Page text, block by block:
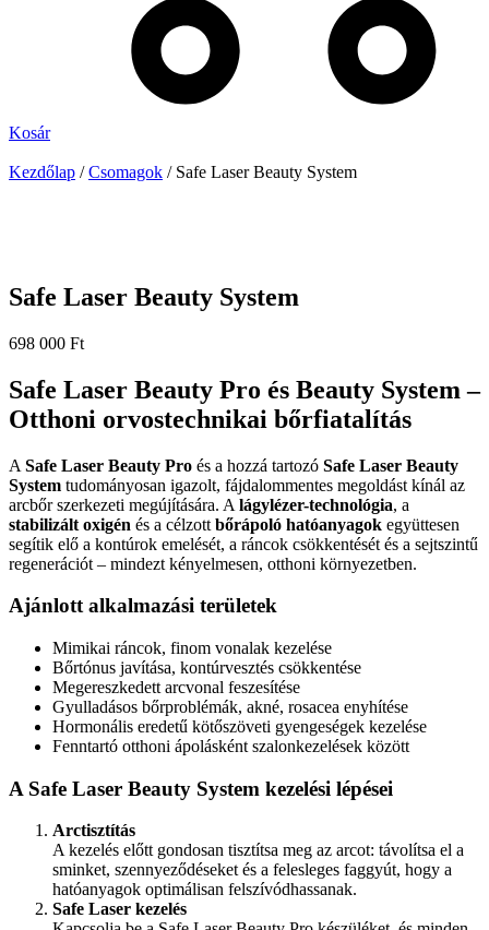
Kosár
Kezdőlap /Csomagok / Safe Laser Beauty System
Safe Laser Beauty System
698 000 Ft
Safe Laser Beauty Pro és Beauty System –
Otthoni orvostechnikai bőrfiatalítás
A Safe Laser Beauty Pro és a hozzá tartozó Safe Laser Beauty
System tudományosan igazolt, fájdalommentes megoldást kínál az
arcbőr szerkezeti megújítására. A lágylézer-technológia, a
stabilizált oxigén és a célzott bőrápoló hatóanyagok együttesen
segítik elő a kontúrok emelését, a ráncok csökkentését és a sejtszintű
regenerációt – mindezt kényelmesen, otthoni környezetben.
Ajánlott alkalmazási területek
Mimikai ráncok, finom vonalak kezelése
Bőrtónus javítása, kontúrvesztés csökkentése
Megereszkedett arcvonal feszesítése
Gyulladásos bőrproblémák, akné, rosacea enyhítése
Hormonális eredetű kötőszöveti gyengeségek kezelése
Fenntartó otthoni ápolásként szalonkezelések között
A Safe Laser Beauty System kezelési lépései
Arctisztítás
A kezelés előtt gondosan tisztítsa meg az arcot: távolítsa el a
sminket, szennyeződéseket és a felesleges faggyút, hogy a
hatóanyagok optimálisan felszívódhassanak.
Safe Laser kezelés